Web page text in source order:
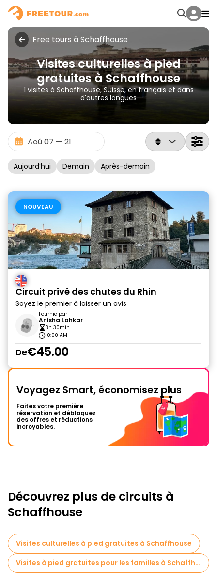
Free tours à Schaffhouse
Visites culturelles à pied
gratuites à Schaffhouse
1 visites à Schaffhouse, Suisse, en français et dans
d'autres langues
Aujourd’hui Demain Après-demain
NOUVEAU
Circuit privé des chutes du Rhin
Soyez le premier à laisser un avis
Fournie par
Anisha Lahkar
3h 30min
10:00 AM
De€45.00
Voyagez Smart, économisez plus
Faites votre première
réservation et débloquez
des offres et réductions
incroyables.
Découvrez plus de circuits à
Schaffhouse
Visites culturelles à pied gratuites à Schaffhouse
Visites à pied gratuites pour les familles à Schaffhouse